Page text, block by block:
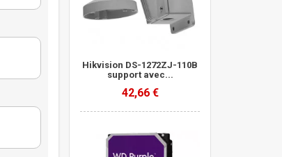
Hikvision DS-1272ZJ-110B
support avec...
42,66 €